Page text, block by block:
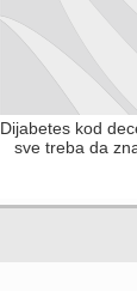
Dijabetes kod
sve treba da